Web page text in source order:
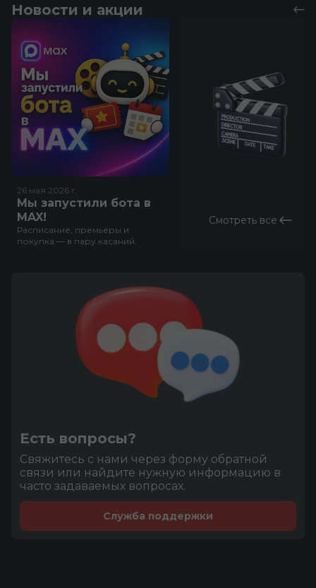
Новости и акции
26 мая 2026 г.
Мы запустили бота в
MAX!
Расписание, премьеры и
покупка — в пару касаний.
Смотреть все
Есть вопросы?
Cвяжитесь с нами через форму обратной
связи или найдите нужную информацию в
часто задаваемых вопросах.
Служба поддержки